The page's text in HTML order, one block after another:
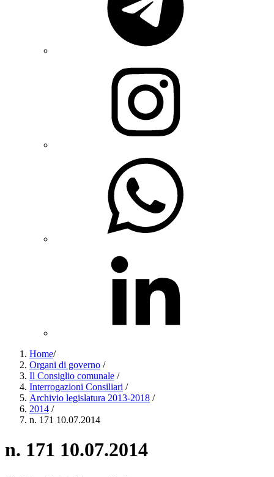
Home/
Organi di governo /
Il Consiglio comunale /
Interrogazioni Consiliari /
Archivio legislatura 2013-2018 /
2014 /
n. 171 10.07.2014
n. 171 10.07.2014